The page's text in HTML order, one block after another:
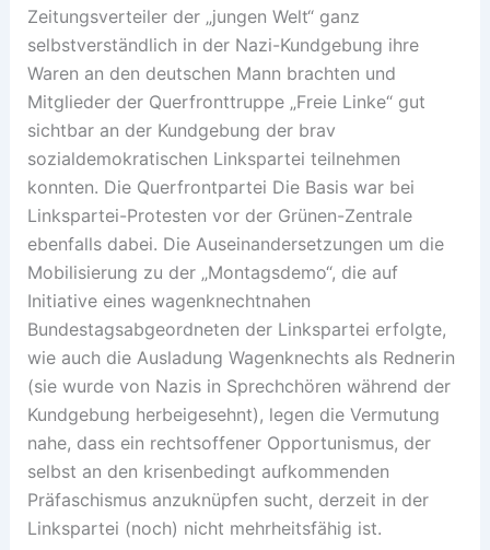
Zeitungsverteiler der „jungen Welt“ ganz
selbstverständlich in der Nazi-Kundgebung ihre
Waren an den deutschen Mann brachten und
Mitglieder der Querfronttruppe „Freie Linke“ gut
sichtbar an der Kundgebung der brav
sozialdemokratischen Linkspartei teilnehmen
konnten. Die Querfrontpartei Die Basis war bei
Linkspartei-Protesten vor der Grünen-Zentrale
ebenfalls dabei. Die Auseinandersetzungen um die
Mobilisierung zu der „Montagsdemo“, die auf
Initiative eines wagenknechtnahen
Bundestagsabgeordneten der Linkspartei erfolgte,
wie auch die Ausladung Wagenknechts als Rednerin
(sie wurde von Nazis in Sprechchören während der
Kundgebung herbeigesehnt), legen die Vermutung
nahe, dass ein rechtsoffener Opportunismus, der
selbst an den krisenbedingt aufkommenden
Präfaschismus anzuknüpfen sucht, derzeit in der
Linkspartei (noch) nicht mehrheitsfähig ist.